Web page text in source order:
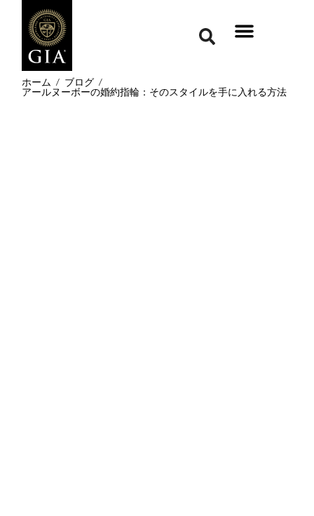
ホーム / ブログ /
アールヌーボーの婚約指輪：そのスタイルを手に入れる方法